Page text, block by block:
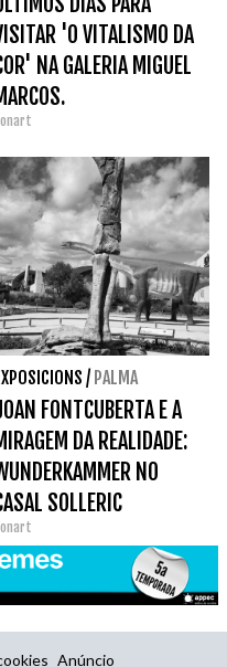
'O VITALISMO DA
NA GALERIA MIGUEL
/ PALMA
FONTCUBERTA E A
DA REALIDADE:
NO
SOLLERIC
Anúncio